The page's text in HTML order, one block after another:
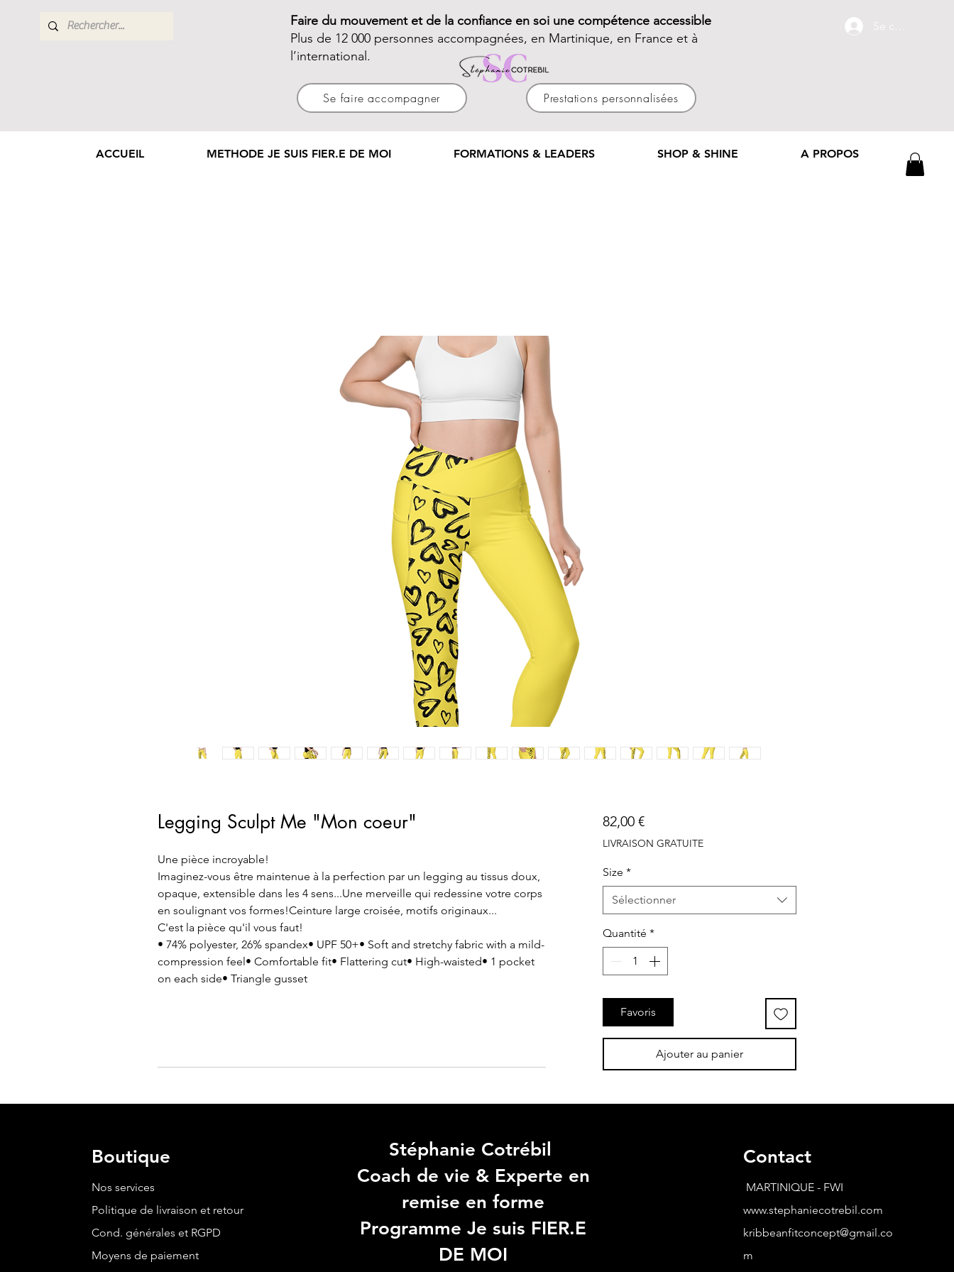
Faire du mouvement et de la confiance en soi une compétence accessible
Plus de 12 000 personnes accompagnées, en Martinique, en France et à
l’international.
Se faire accompagner Prestations personnalisées
Se connecter
ACCUEIL METHODE JE SUIS FIER.E DE MOI FORMATIONS & LEADERS SHOP & SHINE A PROPOS
Legging Sculpt Me "Mon coeur"
Une pièce incroyable!
Imaginez-vous être maintenue à la perfection par un legging au tissus doux,
opaque, extensible dans les 4 sens...Une merveille qui redessine votre corps
en soulignant vos formes!Ceinture large croisée, motifs originaux...
C'est la pièce qu'il vous faut!
• 74% polyester, 26% spandex• UPF 50+• Soft and stretchy fabric with a mild-
compression feel• Comfortable fit• Flattering cut• High-waisted• 1 pocket
on each side• Triangle gusset
82,00 €Prix
LIVRAISON GRATUITE
Size *
Sélectionner
Quantité *
Favoris
Ajouter au panier
Boutique
Nos services
Politique de livraison et retour
Cond. générales et RGPD
Moyens de paiement
Stéphanie Cotrébil
Coach de vie & Experte en
remise en forme
Programme Je suis FIER.E
DE MOI
Contact
MARTINIQUE - FWI
www.stephaniecotrebil.com
kribbeanfitconcept@gmail.co
m